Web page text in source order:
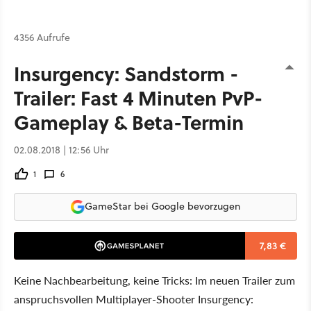
4356 Aufrufe
Insurgency: Sandstorm -
Trailer: Fast 4 Minuten PvP-
Gameplay & Beta-Termin
02.08.2018 | 12:56 Uhr
1 6
GameStar bei Google bevorzugen
7,83 €
Keine Nachbearbeitung, keine Tricks: Im neuen Trailer zum
anspruchsvollen Multiplayer-Shooter Insurgency: